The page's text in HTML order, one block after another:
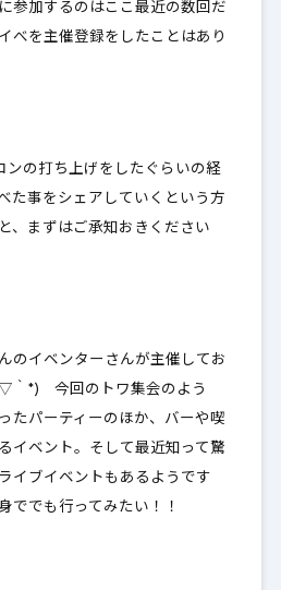
参加するのはここ最近の数回だ
べを主催登録をしたことはあり
ンの打ち上げをしたぐらいの経
た事をシェアしていくという方
、まずはご承知おきください
のイベンターさんが主催してお
｀*) 今回のトワ集会のよう
たパーティーのほか、バーや喫
イベント。そして最近知って驚
イブイベントもあるようです
でも行ってみたい！！